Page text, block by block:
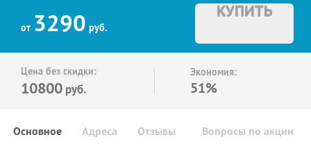
от 3290 руб.
КУПИТЬ
Цена без скидки:
10800 руб.
Экономия:
51%
Основное Отзывы Вопросы по акции
Адреса